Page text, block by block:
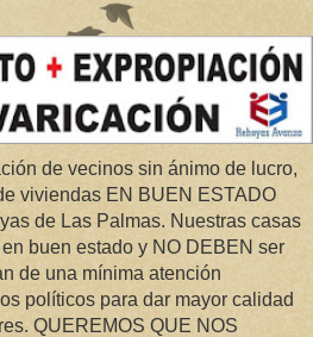
de vecinos sin ánimo de lucro,
viviendas EN BUEN ESTADO
de Las Palmas. Nuestras casas
buen estado y NO DEBEN ser
de una mínima atención
políticos para dar mayor calidad
QUEREMOS QUE NOS